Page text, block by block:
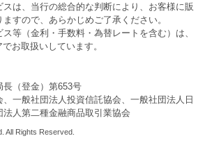
は、当行の総合的な判断により、お客様に販
すので、あらかじめご了承ください。
等（金利・手数料・為替レートを含む）は、
お取扱いしています。
（登金）第653号
一般社団法人投資信託協会、一般社団法人日
人第二種金融商品取引業協会
All Rights Reserved.